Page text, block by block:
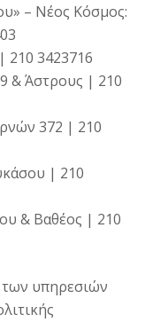
– Νέος Κόσμος:
210 3423716
& Άστρους | 210
372 | 210
| 210
& Βαθέος | 210
υπηρεσιών